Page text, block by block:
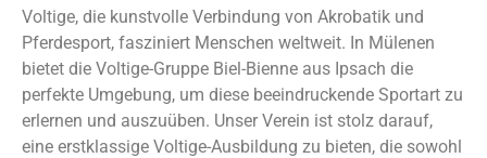
Voltige, die kunstvolle Verbindung von Akrobatik und
Pferdesport, fasziniert Menschen weltweit. In Mülenen
bietet die Voltige-Gruppe Biel-Bienne aus Ipsach die
perfekte Umgebung, um diese beeindruckende Sportart zu
erlernen und auszuüben. Unser Verein ist stolz darauf,
eine erstklassige Voltige-Ausbildung zu bieten, die sowohl